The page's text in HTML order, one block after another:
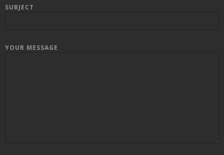
SUBJECT
YOUR MESSAGE